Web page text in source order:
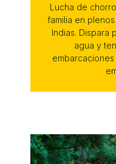
Lucha de
familia en
Indias. Dispara
agua y
embarcaciones